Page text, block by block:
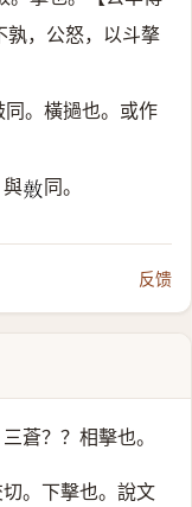
孰，公怒，以斗摮
。橫撾也。或作
𢿲 同。
反馈
蒼？？相擊也。
。下擊也。說文